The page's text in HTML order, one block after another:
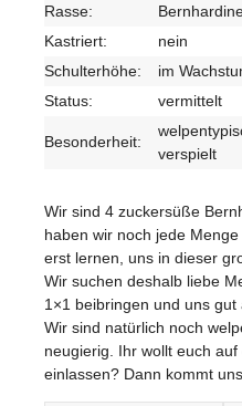
Rasse:
Kastriert:
nein
Schulterhöhe:
im
Status:
vermittelt
Besonderheit:
verspielt
Wir sind 4 zuckersüße
haben wir noch jede
erst lernen, uns in dieser
Wir suchen deshalb liebe
1×1 beibringen und uns gut
Wir sind natürlich noch
neugierig. Ihr wollt euch
einlassen? Dann kommt